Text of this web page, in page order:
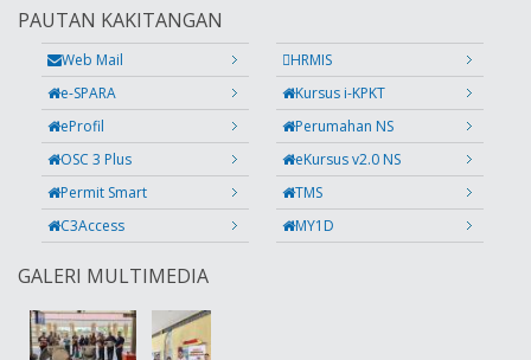
PAUTAN KAKITANGAN
Web Mail
HRMIS
e-SPARA
Kursus i-KPKT
eProfil
Perumahan NS
OSC 3 Plus
eKursus v2.0 NS
Permit Smart
TMS
C3Access
MY1D
GALERI MULTIMEDIA